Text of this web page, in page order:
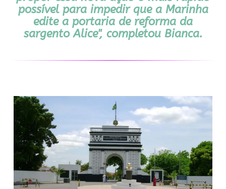
possível para impedir que a Marinha
edite a portaria de reforma da
sargento Alice", completou Bianca.